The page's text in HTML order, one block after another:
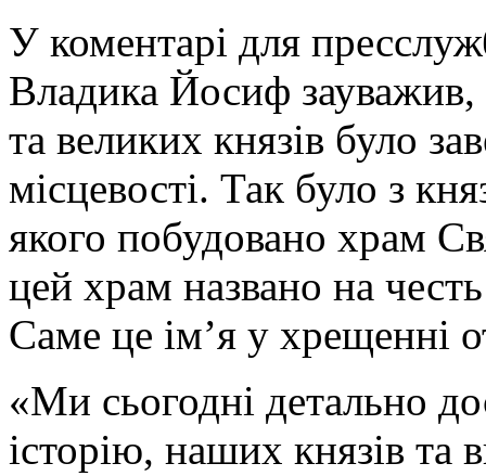
У коментарі для
Владика Йосиф
та великих князів було
місцевості. Так було з
якого побудовано храм
цей храм названо на
Саме це ім’я у хрещенні
«Ми сьогодні детально
історію, наших князів та